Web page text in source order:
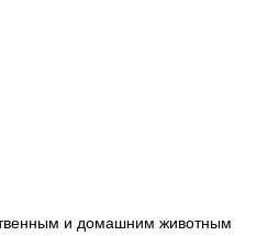
и домашним животным